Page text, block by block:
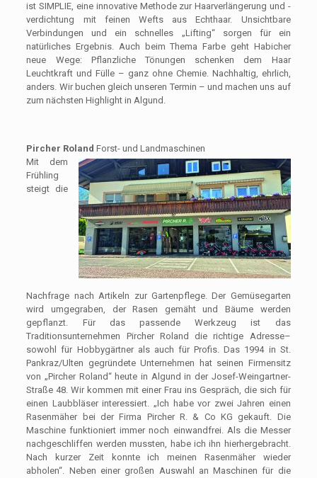
ist SIMPLIE, eine innovative Methode zur Haarverlängerung und -
verdichtung mit feinen Wefts aus Echthaar. Unsichtbare
Verbindungen und ein schnelles „Lifting“ sorgen für ein
natürliches Ergebnis. Auch beim Thema Farbe geht Habicher
neue Wege: Pflanzliche Tönungen schenken dem Haar
Leuchtkraft und Fülle – ganz ohne Chemie. Nachhaltig, ehrlich,
anders. Wir buchen gleich unseren Termin – und machen uns auf
zum nächsten Highlight in Algund.
Pircher Roland Forst- und Landmaschinen
Mit dem
Frühling
steigt die
Nachfrage nach Artikeln zur Gartenpflege. Der Gemüsegarten
wird umgegraben, der Rasen gemäht und Bäume werden
gepflanzt. Für das passende Werkzeug ist das
Traditionsunternehmen Pircher Roland die richtige Adresse–
sowohl für Hob­bygärtner als auch für Profis. Das 1994 in St.
Pankraz/Ulten gegründete Unternehmen hat seinen Firmensitz
von „Pircher Roland“ heute in Algund in der Josef-Weingartner-
Straße 48. Wir kommen mit einer Frau ins Gespräch, die sich für
einen Laubbläser interessiert. „Ich habe vor zwei Jahren einen
Rasenmäher bei der Firma Pircher R. & Co KG gekauft. Die
Maschine funktioniert immer noch einwandfrei. Als die Messer
nach­geschliffen werden mussten, habe ich ihn hierhergebracht.
Nach kurzer Zeit konnte ich meinen Rasenmäher wieder
abholen“. Neben einer großen Auswahl an Maschinen für die